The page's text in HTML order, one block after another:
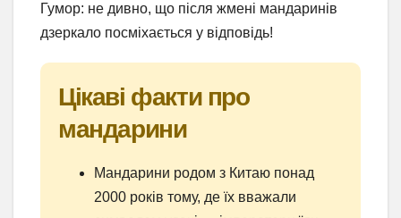
Гумор: не дивно, що після жмені мандаринів
дзеркало посміхається у відповідь!
Цікаві факти про
мандарини
Мандарини родом з Китаю понад
2000 років тому, де їх вважали